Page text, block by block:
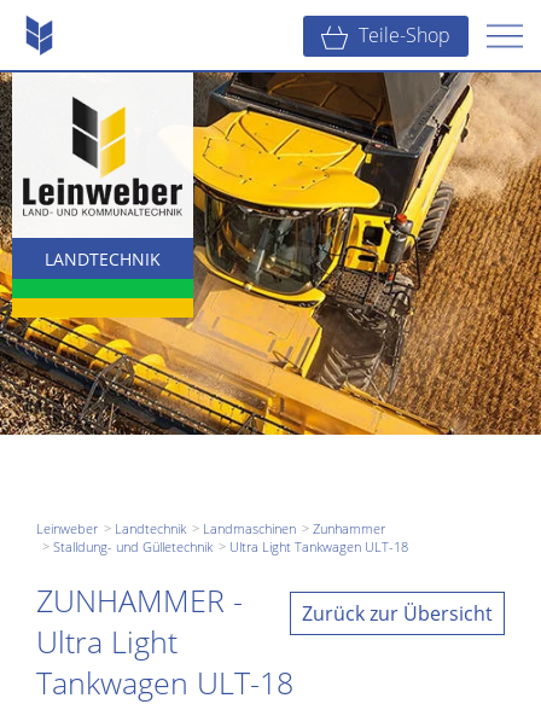
Teile-Shop
LANDTECHNIK
KOMMUNALTECHNIK
BAUTECHNIK
Leinweber Landtechnik Landmaschinen
Zunhammer
Stalldung- und Gülletechnik
Ultra Light Tankwagen ULT-18
Zurück zur Übersicht
ZUNHAMMER -
Ultra Light
Tankwagen ULT-18